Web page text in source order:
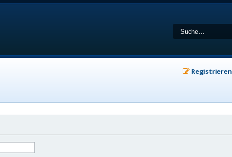
Registrieren